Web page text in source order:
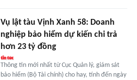
Vụ lật tàu Vịnh Xanh 58: Doanh
nghiệp bảo hiểm dự kiến chi trả
hơn 23 tỷ đồng
Thông tin mới nhất từ Cục Quản lý, giám sát
bảo hiểm (Bộ Tài chính) cho hay, tính đến ngày